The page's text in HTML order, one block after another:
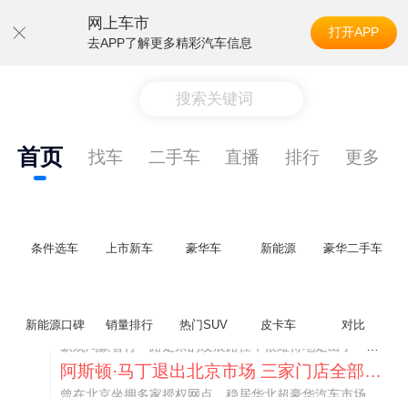
网上车市
去APP了解更多精彩汽车信息
打开APP
搜索关键词
首页 找车 二手车 直播 排行 更多
条件选车 上市新车 豪华车 新能源 豪华二手车
新能源口碑 销量排行 热门SUV 皮卡车 对比
曾在北京坐拥多家授权网点、稳居华北超豪华汽车市场重要一席的阿斯顿·马丁，如今彻底走完了在北京新车零售的全部征程。